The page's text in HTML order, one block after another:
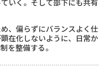
いく。そして部下にも共有
、偏らずにバランスよく仕
在化しないように、日常か
を整備する。